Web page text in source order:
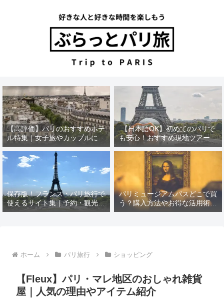
【高評価】パリのおすすめホテ
ル特集｜女子旅やカップルにぴ
ったり！
【日本語OK】初めてのパリで
も安心！おすすめ現地ツアー特
集【12選】
保存版！フランス・パリ旅行で
使えるサイト集｜予約・観光・
現地情報
パリミュージアムパスどこで買
う？購入方法やお得な活用術を
徹底解説
ホーム パリ旅行 ショッピング
【Fleux】パリ・マレ地区のおしゃれ雑貨
屋｜人気の理由やアイテム紹介